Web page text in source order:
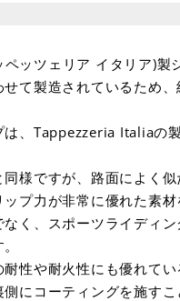
ッツェリア イタリア)製
て製造されているため
は、Tappezzeria Italiaの
様ですが、路面によく
ップ力が非常に優れた素
く、スポーツライディ
性や耐火性にも優れて
にコーティングを施す